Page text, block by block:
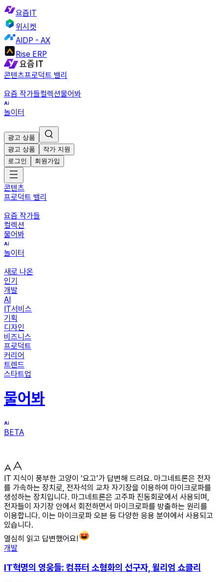
요즘IT
위시켓
AIDP - AX
Rise ERP
콘텐츠프로덕트 밸리
요즘 작가들컬렉션물어봐
놀이터
광고 상품
광고 상품
작가 지원
로그인
회원가입
콘텐츠
프로덕트 밸리
요즘 작가들
컬렉션
물어봐
놀이터
새로 나온
인기
개발
AI
IT서비스
기획
디자인
비즈니스
프로덕트
커리어
트렌드
스타트업
물어봐
BETA
IT 지식이 풍부한 고양이 ‘요고’가 답변해 드려요. 마그네트론은 전자
를 가속하는 장치로, 전자석의 교차 자기장을 이용하여 마이크로파를
생성하는 장치입니다. 마그네트론은 고주파 진동회로에서 사용되며,
전자들이 자기장 안에서 회전하면서 마이크로파를 방출하는 원리를
이용합니다. 이는 마이크로파 오븐 등 다양한 응용 분야에서 사용되고
있습니다.
열심히 읽고 답변했어요!
개발
IT혁명의 영웅들: 컴퓨터 소형화의 선구자, 윌리엄 쇼클리